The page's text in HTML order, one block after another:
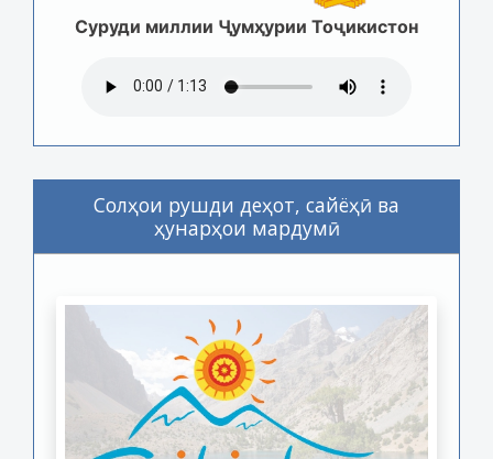
Суруди миллии Ҷумҳурии Тоҷикистон
Солҳои рушди деҳот, сайёҳӣ ва
ҳунарҳои мардумӣ